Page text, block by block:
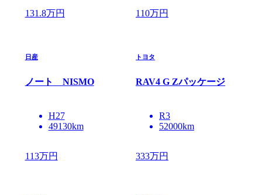
131.8万円 110万円
日産
ノート NISMO
H27
49130km
113万円
トヨタ
RAV4 G Zパッケージ
R3
52000km
333万円